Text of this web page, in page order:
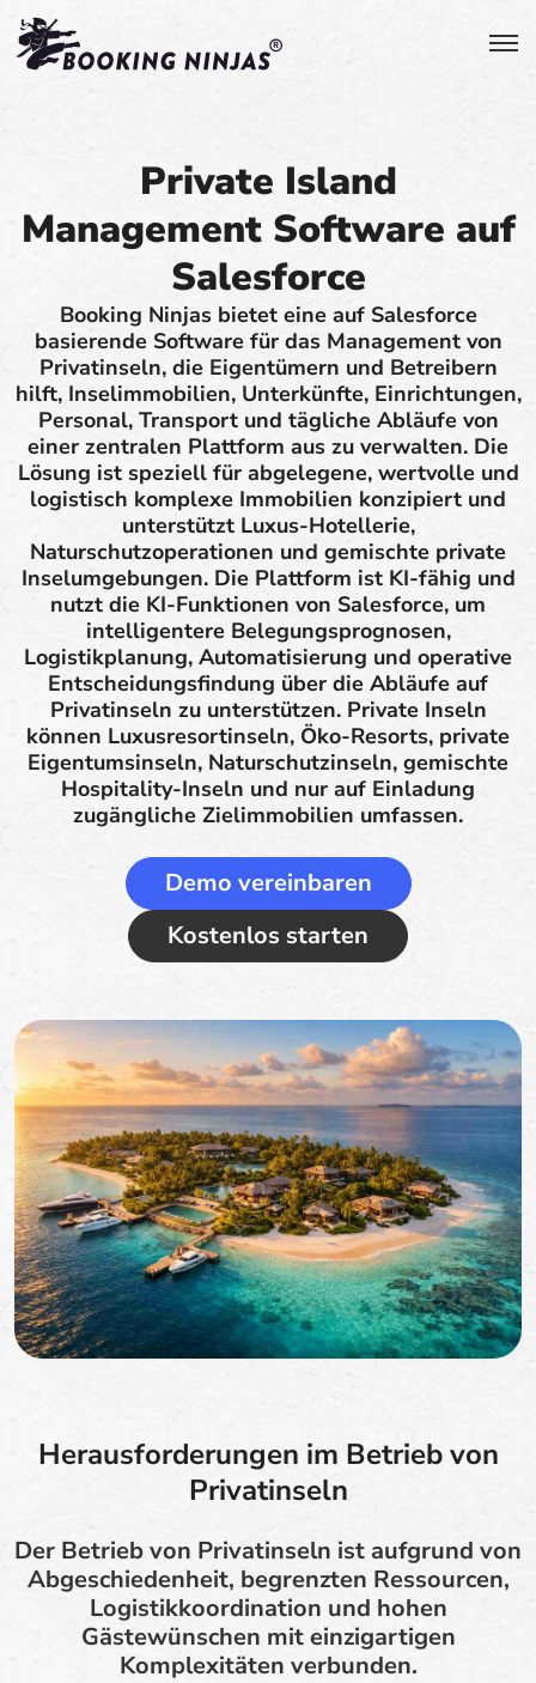
Private Island
Management Software auf
Salesforce
Booking Ninjas bietet eine auf Salesforce
basierende Software für das Management von
Privatinseln, die Eigentümern und Betreibern
hilft, Inselimmobilien, Unterkünfte, Einrichtungen,
Personal, Transport und tägliche Abläufe von
einer zentralen Plattform aus zu verwalten. Die
Lösung ist speziell für abgelegene, wertvolle und
logistisch komplexe Immobilien konzipiert und
unterstützt Luxus-Hotellerie,
Naturschutzoperationen und gemischte private
Inselumgebungen. Die Plattform ist KI-fähig und
nutzt die KI-Funktionen von Salesforce, um
intelligentere Belegungsprognosen,
Logistikplanung, Automatisierung und operative
Entscheidungsfindung über die Abläufe auf
Privatinseln zu unterstützen. Private Inseln
können Luxusresortinseln, Öko-Resorts, private
Eigentumsinseln, Naturschutzinseln, gemischte
Hospitality-Inseln und nur auf Einladung
zugängliche Zielimmobilien umfassen.
Demo vereinbaren
Kostenlos starten
Herausforderungen im Betrieb von
Privatinseln
Der Betrieb von Privatinseln ist aufgrund von
Abgeschiedenheit, begrenzten Ressourcen,
Logistikkoordination und hohen
Gästewünschen mit einzigartigen
Komplexitäten verbunden.